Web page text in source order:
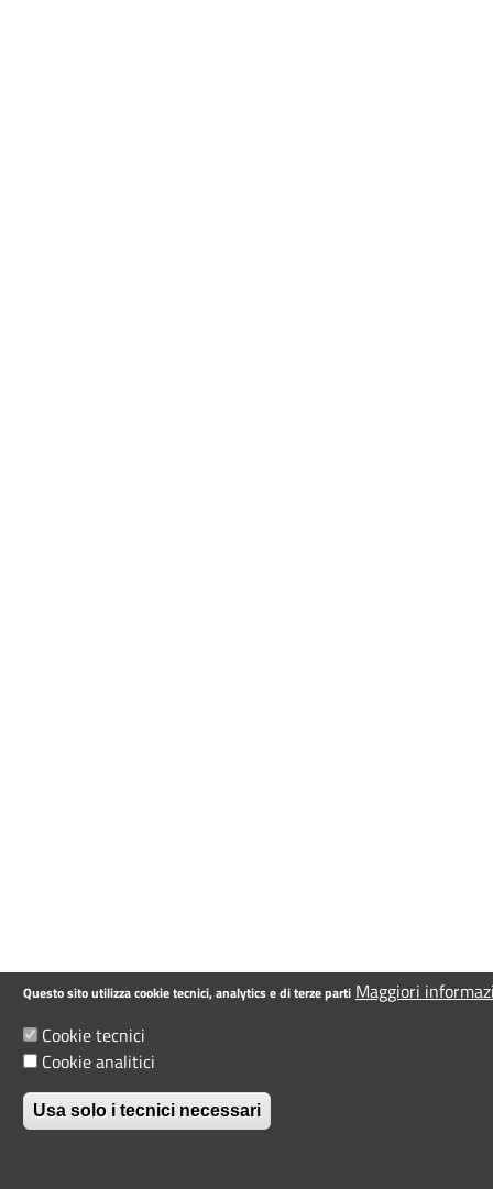
Questo sito utilizza cookie tecnici, analytics e di terze parti Maggiori
Cookie tecnici
Cookie analitici
Usa solo i tecnici necessari